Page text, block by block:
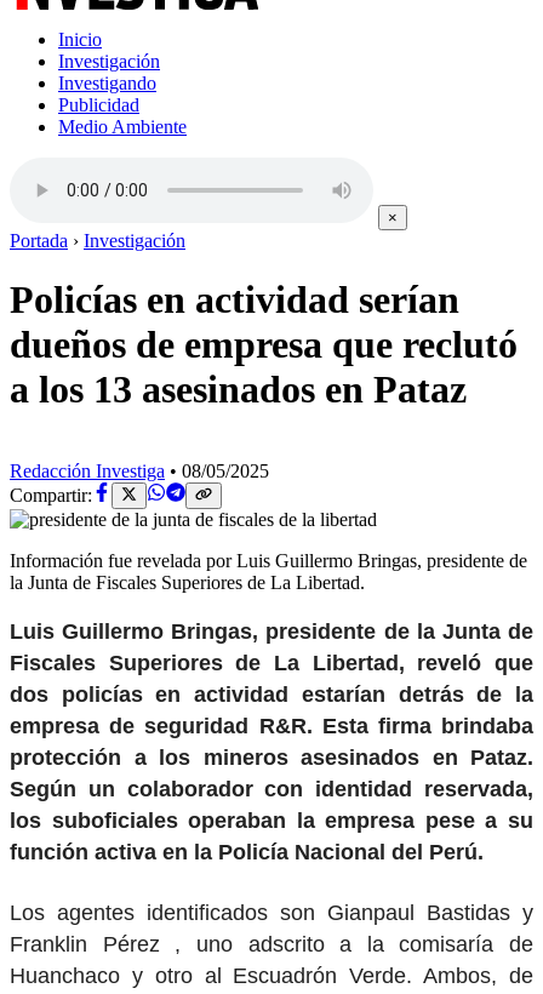
Inicio
Investigación
Investigando
Publicidad
Medio Ambiente
×
Portada › Investigación
Policías en actividad serían
dueños de empresa que reclutó
a los 13 asesinados en Pataz
Redacción Investiga • 08/05/2025
Compartir:
Información fue revelada por Luis Guillermo Bringas, presidente de
la Junta de Fiscales Superiores de La Libertad.
Luis Guillermo Bringas, presidente de la Junta de
Fiscales Superiores de La Libertad, reveló que
dos policías en actividad estarían detrás de la
empresa de seguridad R&R. Esta firma brindaba
protección a los mineros asesinados en Pataz.
Según un colaborador con identidad reservada,
los suboficiales operaban la empresa pese a su
función activa en la Policía Nacional del Perú.
Los agentes identificados son Gianpaul Bastidas y
Franklin Pérez , uno adscrito a la comisaría de
Huanchaco y otro al Escuadrón Verde. Ambos, de